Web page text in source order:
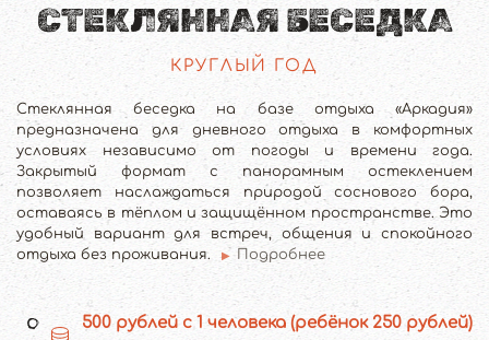
СТЕКЛЯННАЯ БЕСЕДКА
КРУГЛЫЙ ГОД
Стеклянная беседка на базе отдыха «Аркадия»
предназначена для дневного отдыха в комфортных
условиях независимо от погоды и времени года.
Закрытый формат с панорамным остеклением
позволяет наслаждаться природой соснового бора,
оставаясь в тёплом и защищённом пространстве. Это
удобный вариант для встреч, общения и спокойного
отдыха без проживания.
Подробнее
500 рублей с 1 человека (ребёнок 250 рублей)